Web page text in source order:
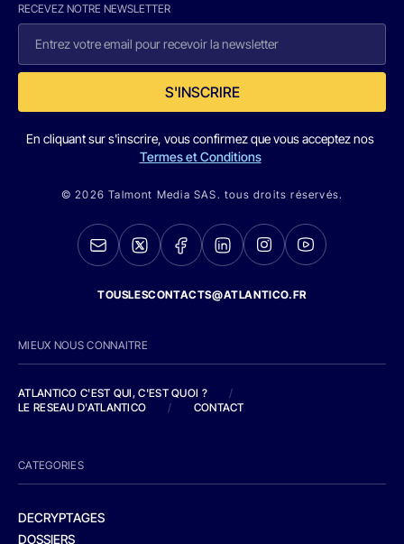
RECEVEZ NOTRE NEWSLETTER
S'INSCRIRE
En cliquant sur s'inscrire, vous confirmez que vous acceptez nos
Termes et Conditions
© 2026 Talmont Media SAS. tous droits réservés.
TOUSLESCONTACTS@ATLANTICO.FR
MIEUX NOUS CONNAITRE
ATLANTICO C'EST QUI, C'EST QUOI ?
/
LE RESEAU D'ATLANTICO
/ CONTACT
CATEGORIES
DECRYPTAGES
DOSSIERS